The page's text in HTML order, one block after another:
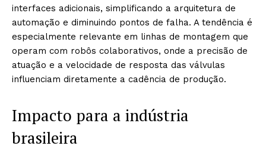
interfaces adicionais, simplificando a arquitetura de
automação e diminuindo pontos de falha. A tendência é
especialmente relevante em linhas de montagem que
operam com robôs colaborativos, onde a precisão de
atuação e a velocidade de resposta das válvulas
influenciam diretamente a cadência de produção.
Impacto para a indústria
brasileira